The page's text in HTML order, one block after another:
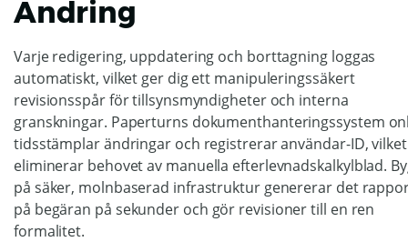
Ändring
Varje redigering, uppdatering och borttagning loggas
automatiskt, vilket ger dig ett manipuleringssäkert
revisionsspår för tillsynsmyndigheter och interna
granskningar. Paperturns dokumenthanteringssystem
tidsstämplar ändringar och registrerar användar-ID, vilket
eliminerar behovet av manuella efterlevnadskalkylblad.
på säker, molnbaserad infrastruktur genererar det
på begäran på sekunder och gör revisioner till en ren
formalitet.